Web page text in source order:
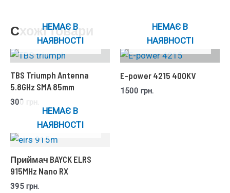
Схожі товари
НЕМАЄ В
НАЯВНОСТІ
TBS Triumph Antenna
5.8GHz SMA 85mm
300
НЕМАЄ В
НАЯВНОСТІ
E-power 4215 400KV
1500 грн.
НЕМАЄ В
НАЯВНОСТІ
Приймач BAYCK ELRS
915MHz Nano RX
395 грн.